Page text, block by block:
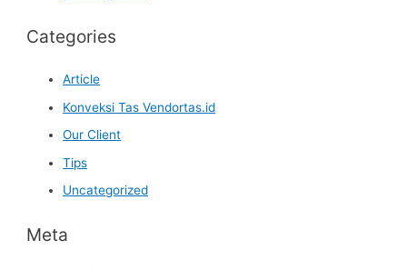
Categories
Article
Konveksi Tas Vendortas.id
Our Client
Tips
Uncategorized
Meta